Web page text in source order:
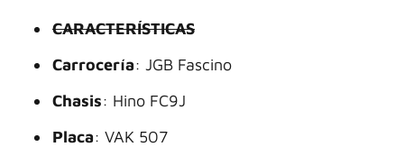
CARACTERÍSTICAS
Carrocería: JGB Fascino
Chasis: Hino FC9J
Placa: VAK 507